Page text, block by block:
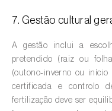
Cebola (Allium
Cedro (Cedrus
7. Gestão cultural
A gestão inclui a
pretendido (raiz ou
(outono‑inverno ou
certificada e controlo
fertilização deve ser